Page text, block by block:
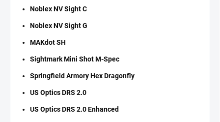
Noblex NV Sight C
Noblex NV Sight G
MAKdot SH
Sightmark Mini Shot M-Spec
Springfield Armory Hex Dragonfly
US Optics DRS 2.0
US Optics DRS 2.0 Enhanced